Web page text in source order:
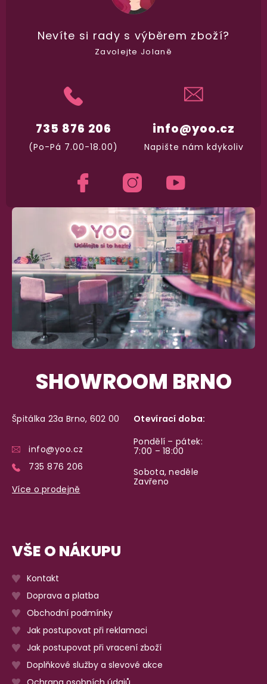
98% spokojenost
Nikdo nepozná, co jste si objednali. Mrkněte,
vypadá balíček
Dodání do 2. dne
a okamžitě odesíláme.
Garance vrácení peněz
Máte30 dnína bezplatné vrácení zboží
info@yoo.cz
Napište nám kdykoliv
735 876 206
(Po-Pá 7.00-18.00)
Nevíte si rady s výběrem zboží?
Zavolejte Jolaně
SHOWROOM BRNO
Špitálka 23a Brno, 602 00
info@yoo.cz
735 876 206
Více o prodejně
Otevírací doba:
Pondělí – pátek:
7:00 – 18:00
Sobota, neděle
Zavřeno
VŠE O NÁKUPU
Kontakt
Doprava a platba
Obchodní podmínky
Jak postupovat při reklamaci
Jak postupovat při vracení zboží
Doplňkové služby a slevové akce